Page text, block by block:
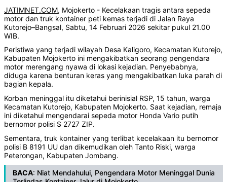
JATIMNET.COM, Mojokerto - Kecelakaan tragis antara sepeda
motor dan truk kontainer peti kemas terjadi di Jalan Raya
Kutorejo–Bangsal, Sabtu, 14 Februari 2026 sekitar pukul 21.00
WIB.
Peristiwa yang terjadi wilayah Desa Kaligoro, Kecamatan Kutorejo,
Kabupaten Mojokerto ini mengakibatkan seorang pengendara
motor merengang nyawa di lokasi kejadian. Penyebabnya,
diduga karena benturan keras yang mengakibatkan luka parah di
bagian kepala.
Korban meninggal itu diketahui berinisial RSP, 15 tahun, warga
Kecamatan Kutorejo, Kabupaten Mojokerto. Saat kejadian, remaja
ini diketahui mengendarai sepeda motor Honda Vario putih
bernomor polisi S 2727 ZIP.
Sementara, truk kontainer yang terlibat kecelakaan itu bernomor
polisi B 8191 UU dan dikemudikan oleh Tanto Riski, warga
Peterongan, Kabupaten Jombang.
BACA: Niat Mendahului, Pengendara Motor Meninggal Dunia